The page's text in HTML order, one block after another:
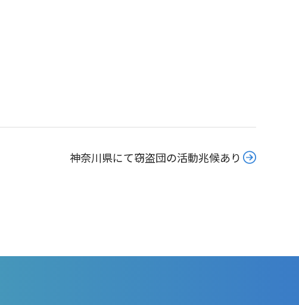
神奈川県にて窃盗団の活動兆候あり